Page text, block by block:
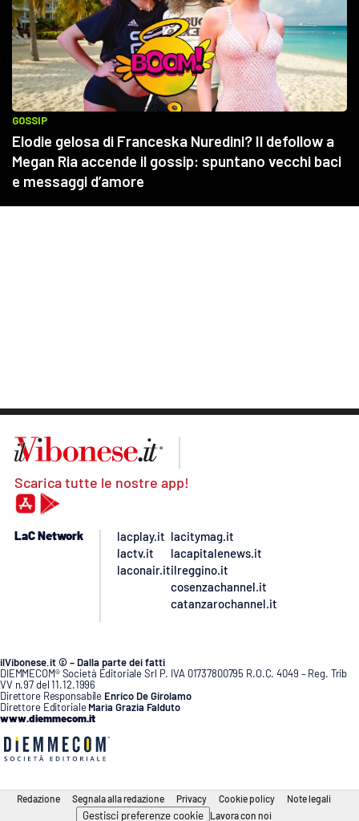
Scarica tutte le nostre app!
LaC Network
lacplay.it
lactv.it
laconair.it
lacitymag.it
lacapitalenews.it
ilreggino.it
cosenzachannel.it
catanzarochannel.it
ilVibonese.it © – Dalla parte dei fatti
DIEMMECOM® Società Editoriale Srl P. IVA 01737800795 R.O.C. 4049 – Reg. Trib
VV n.97 del 11.12.1996
Direttore Responsabile Enrico De Girolamo
Direttore Editoriale Maria Grazia Falduto
www.diemmecom.it
Redazione Segnala alla redazione Privacy Cookie policy Note legali
Gestisci preferenze cookie Lavora con noi